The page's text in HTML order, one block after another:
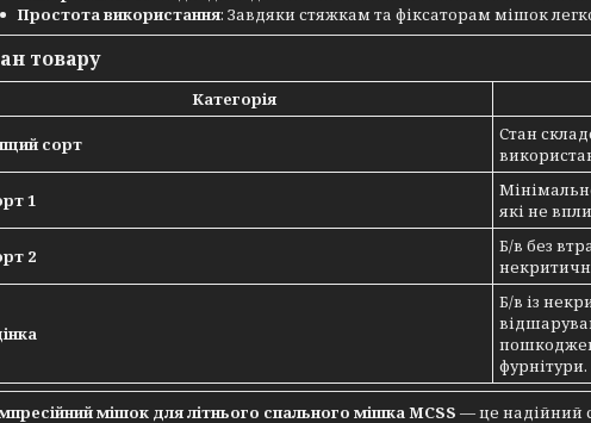
Простота використання: Завдяки стяжкам та фіксаторам мішок
товару
Категорія
сорт
Стан
1
які не
2
Б/в без
Б/в із
фурнітури.
мішок для літнього спального мішка MCSS — це надійний